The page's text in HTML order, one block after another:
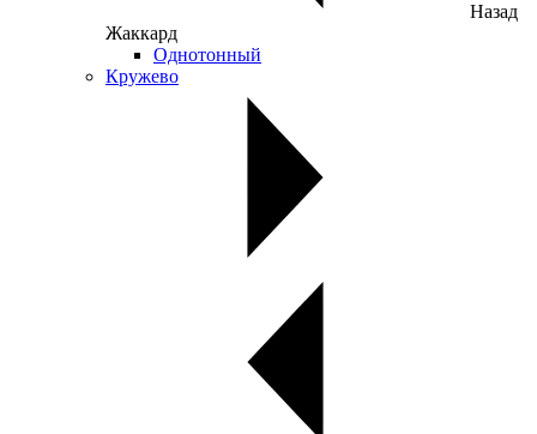
Назад
Жаккард
Однотонный
Кружево